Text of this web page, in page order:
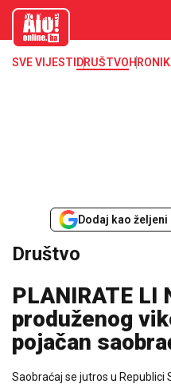
aloonline.b
SVE VIJESTI DRUŠTVO
Dodaj kao
Društvo
PLANIRATE LI
produženog
pojačan
Saobraćaj se jutros u Republici